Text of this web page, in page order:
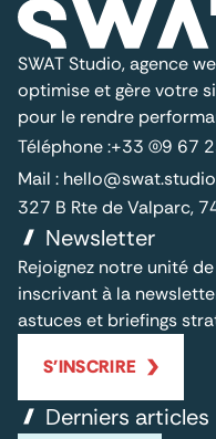
SWAT Studio, agence
optimise et gère votre
pour le rendre
Téléphone :+33 (0)9 67
Mail : hello@swat.studio
327 B Rte de Valparc,
Newsletter
Rejoignez notre unité
inscrivant à la
astuces et briefings
S'INSCRIRE
Derniers articles